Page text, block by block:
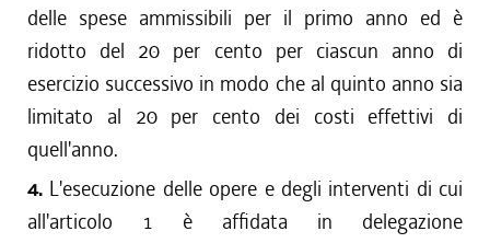
delle spese ammissibili per il primo anno ed è
ridotto del 20 per cento per ciascun anno di
esercizio successivo in modo che al quinto anno sia
limitato al 20 per cento dei costi effettivi di
quell'anno.
4. L'esecuzione delle opere e degli interventi di cui
all'articolo 1 è affidata in delegazione